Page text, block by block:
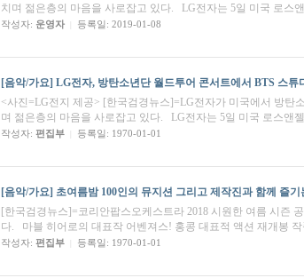
치며 젊은층의 마음을 사로잡고 있다. LG전자는 5일 미국 로스
작성자: 운영자 등록일: 2019-01-08
[음악/가요] LG전자, 방탄소년단 월드투어 콘서트에서 BTS 스튜
<사진=LG전지 제공> [한국검경뉴스]=LG전자가 미국에서 방탄
며 젊은층의 마음을 사로잡고 있다. LG전자는 5일 미국 로스앤
작성자: 편집부 등록일: 1970-01-01
[음악/가요] 초여름밤 100인의 뮤지션 그리고 제작진과 함께 즐
[한국검경뉴스]=코리안팝스오케스트라 2018 시원한 여름 시즌
다. 마블 히어로의 대표작 어벤져스! 홍콩 대표적 액션 재개봉
작성자: 편집부 등록일: 1970-01-01